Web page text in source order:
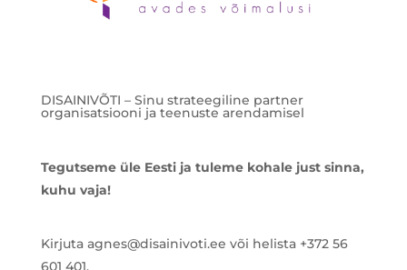
DISAINIVÕTI – Sinu strateegiline partner
organisatsiooni ja teenuste arendamisel
Tegutseme üle Eesti ja tuleme kohale just sinna,
kuhu vaja!
Kirjuta agnes@disainivoti.ee või helista +372 56